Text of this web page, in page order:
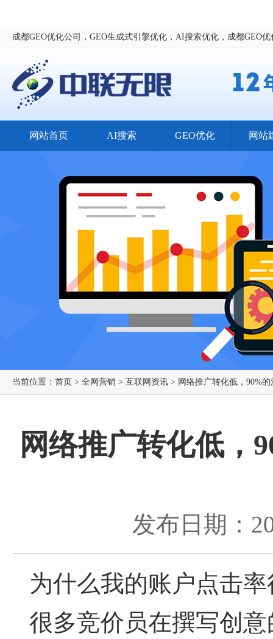
成都GEO优化公司，GEO生成式引擎优化，AI搜索优化，成都GEO
网站首页 AI搜索 GEO优化 网站
当前位置： 首页 > 全网营销 > 互联网资讯 > 网络推广转化低，90%
网络推广转化低，
发布日期：
为什么我的账户点击
很多竞价员在撰写创